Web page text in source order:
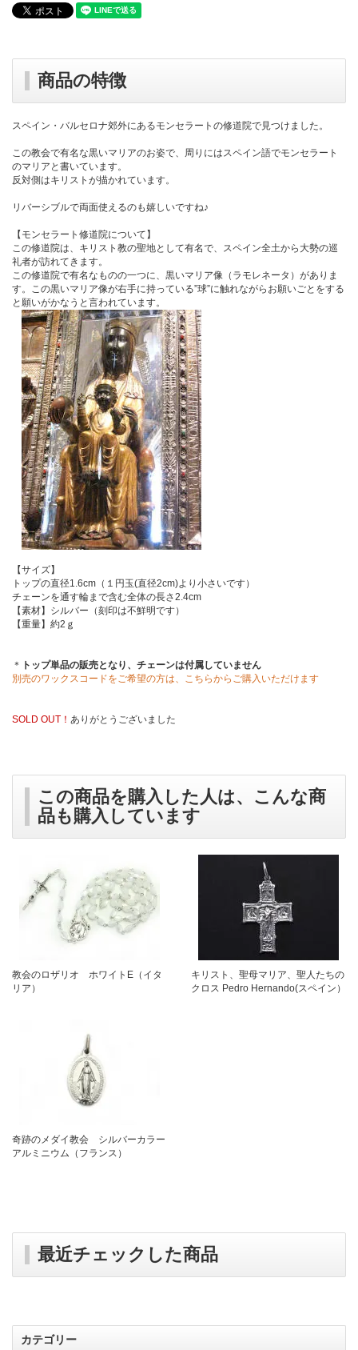
商品の特徴
スペイン・バルセロナ郊外にあるモンセラートの修道院で見つけました。
この教会で有名な黒いマリアのお姿で、周りにはスペイン語でモンセラート
のマリアと書いています。
反対側はキリストが描かれています。
リバーシブルで両面使えるのも嬉しいですね♪
【モンセラート修道院について】
この修道院は、キリスト教の聖地として有名で、スペイン全土から大勢の巡
礼者が訪れてきます。
この修道院で有名なものの一つに、黒いマリア像（ラモレネータ）がありま
す。この黒いマリア像が右手に持っている”球”に触れながらお願いごとをする
と願いがかなうと言われています。
【サイズ】
トップの直径1.6cm（１円玉(直径2cm)より小さいです）
チェーンを通す輪まで含む全体の長さ2.4cm
【素材】シルバー（刻印は不鮮明です）
【重量】約2ｇ
＊
トップ単品の販売となり、チェーンは付属していません
別売のワックスコードをご希望の方は、こちらからご購入いただけます
SOLD OUT！ ありがとうございました
この商品を購入した人は、こんな商
品も購入しています
教会のロザリオ ホワイトE（イタ
リア）
キリスト、聖母マリア、聖人たちの
クロス Pedro Hernando(スペイン）
奇跡のメダイ教会 シルバーカラー
アルミニウム（フランス）
最近チェックした商品
カテゴリー